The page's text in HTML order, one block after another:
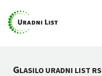
GLASILO URADNI LIST RS